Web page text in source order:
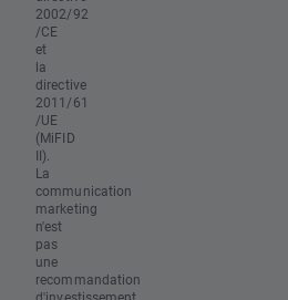
2002/92
/CE
et
la
directive
2011/61
/UE
(MiFID
II).
La
communication
marketing
n'est
pas
une
recommandation
d'investissement